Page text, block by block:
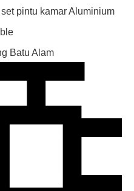
pintu kamar Aluminium
Batu Alam